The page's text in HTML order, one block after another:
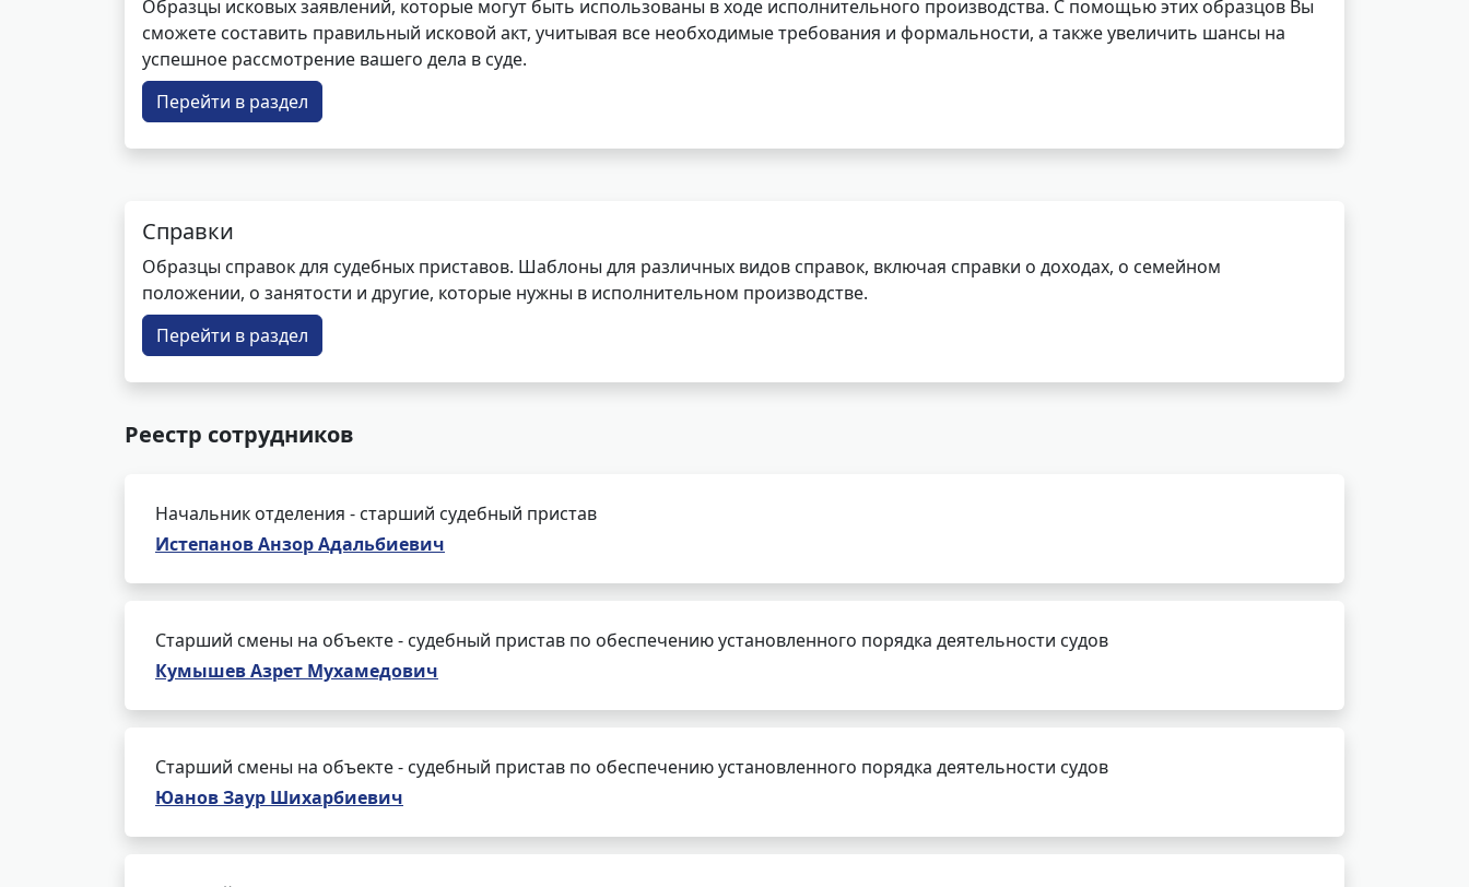
Образцы исковых заявлений, которые могут быть использованы в ходе исполнительного производства. С помощью этих образцов Вы
сможете составить правильный исковой акт, учитывая все необходимые требования и формальности, а также увеличить шансы на
успешное рассмотрение вашего дела в суде.
Перейти в раздел
Справки
Образцы справок для судебных приставов. Шаблоны для различных видов справок, включая справки о доходах, о семейном
положении, о занятости и другие, которые нужны в исполнительном производстве.
Перейти в раздел
Реестр сотрудников
Начальник отделения - старший судебный пристав
Истепанов Анзор Адальбиевич
Старший смены на объекте - судебный пристав по обеспечению установленного порядка деятельности судов
Кумышев Азрет Мухамедович
Старший смены на объекте - судебный пристав по обеспечению установленного порядка деятельности судов
Юанов Заур Шихарбиевич